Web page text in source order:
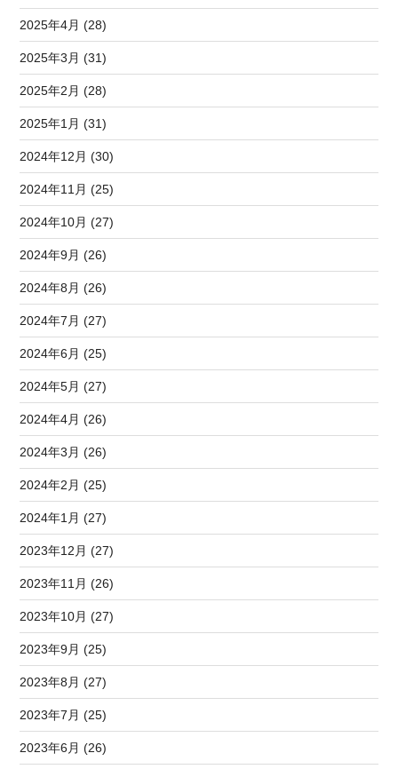
2025年4月 (28)
2025年3月 (31)
2025年2月 (28)
2025年1月 (31)
2024年12月 (30)
2024年11月 (25)
2024年10月 (27)
2024年9月 (26)
2024年8月 (26)
2024年7月 (27)
2024年6月 (25)
2024年5月 (27)
2024年4月 (26)
2024年3月 (26)
2024年2月 (25)
2024年1月 (27)
2023年12月 (27)
2023年11月 (26)
2023年10月 (27)
2023年9月 (25)
2023年8月 (27)
2023年7月 (25)
2023年6月 (26)